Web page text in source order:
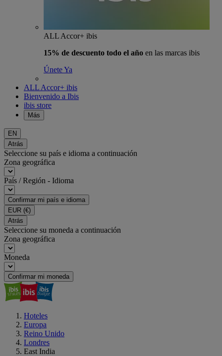
ALL Accor+ ibis
15% de descuento todo el año en las marcas ibis
Únete Ya
ALL Accor+ ibis
Bienvenido a Ibis
ibis store
Más
EN
Atrás
Seleccione su país e idioma a continuación
Zona geográfica
País / Región - Idioma
Confirmar mi país e idioma
EUR (€)
Atrás
Seleccione su moneda a continuación
Zona geográfica
Moneda
Confirmar mi moneda
Hoteles
Europa
Reino Unido
Londres
East India